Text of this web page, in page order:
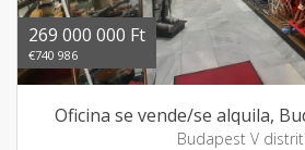
269 000 000 Ft
€740 986
Oficina se vende/se alquila,
Budapest V